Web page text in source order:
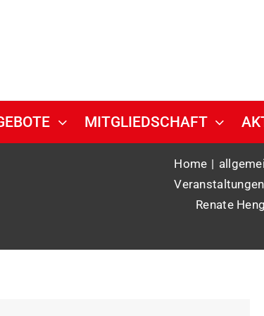
MITGLIEDSCHAFT
Home
Veranstaltungen
Renate